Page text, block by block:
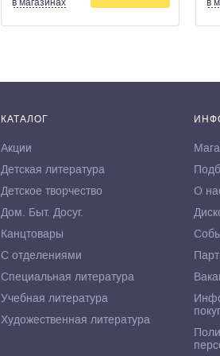
в магазинах
в
КАТАЛОГ
Акции
Детская литература
Детское творчество
Дом. Быт. Досуг.
Канцтовары
С отделениями
Специальная литература
Учебная литература
Художественная литература
О